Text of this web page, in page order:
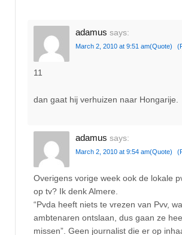
adamus says:
March 2, 2010 at 9:51 am(Quote)
11
dan gaat hij verhuizen naar Hongarije.
adamus says:
March 2, 2010 at 9:54 am(Quote)
Overigens vorige week ook de lokale
op tv? Ik denk Almere.
“Pvda heeft niets te vrezen van Pvv,
ambtenaren ontslaan, dus gaan ze
missen”. Geen journalist die er op